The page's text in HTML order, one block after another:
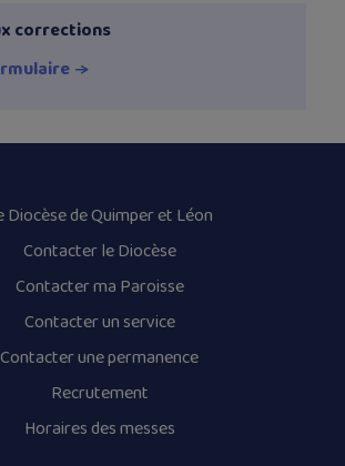
corrections
Diocèse de Quimper et Léon
Contacter le Diocèse
Contacter ma Paroisse
Contacter un service
Contacter une permanence
Recrutement
Horaires des messes